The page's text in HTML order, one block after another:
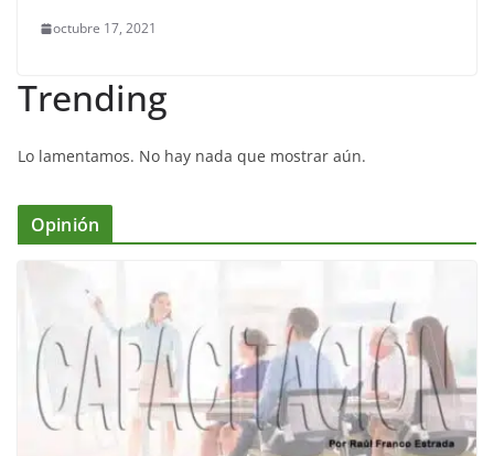
octubre 17, 2021
Trending
Lo lamentamos. No hay nada que mostrar aún.
Opinión